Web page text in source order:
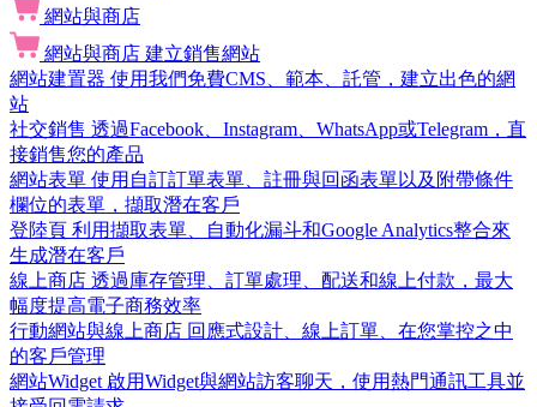
網站與商店
網站與商店 建立銷售網站
網站建置器 使用我們免費CMS、範本、託管，建立出色的網
站
社交銷售 透過Facebook、Instagram、WhatsApp或Telegram，直
接銷售您的產品
網站表單 使用自訂訂單表單、註冊與回函表單以及附帶條件
欄位的表單，擷取潛在客戶
登陸頁 利用擷取表單、自動化漏斗和Google Analytics整合來
生成潛在客戶
線上商店 透過庫存管理、訂單處理、配送和線上付款，最大
幅度提高電子商務效率
行動網站與線上商店 回應式設計、線上訂單、在您掌控之中
的客戶管理
網站Widget 啟用Widget與網站訪客聊天，使用熱門通訊工具並